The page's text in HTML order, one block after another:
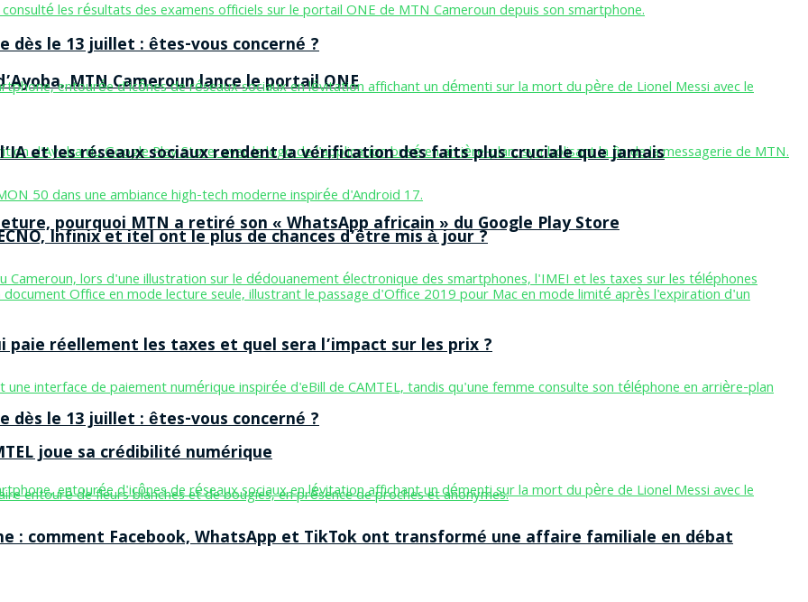
MTN Cameroun lance le portail ONE
pourquoi MTN a retiré son « WhatsApp africain » du Google Play Store
dès le 13 juillet : êtes-vous concerné ?
dès le 13 juillet : êtes-vous concerné ?
et les réseaux sociaux rendent la vérification des faits plus cruciale que jamais
Infinix et itel ont le plus de chances d’être mis à jour ?
paie réellement les taxes et quel sera l’impact sur les prix ?
joue sa crédibilité numérique
: comment Facebook, WhatsApp et TikTok ont transformé une affaire familiale en débat